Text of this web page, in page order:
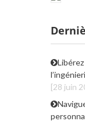
[28 juin